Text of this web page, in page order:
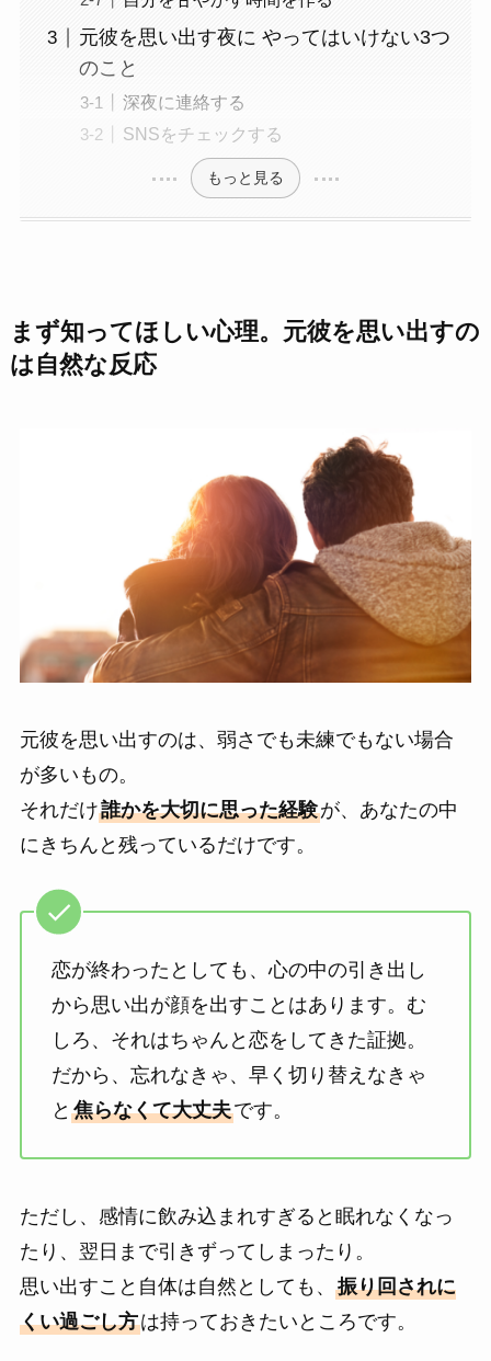
元彼を思い出す夜に やってはいけない3つ
のこと
深夜に連絡する
SNSをチェックする
もっと見る
まず知ってほしい心理。元彼を思い出すの
は自然な反応
元彼を思い出すのは、弱さでも未練でもない場合
が多いもの。
それだけ誰かを大切に思った経験が、あなたの中
にきちんと残っているだけです。
恋が終わったとしても、心の中の引き出し
から思い出が顔を出すことはあります。む
しろ、それはちゃんと恋をしてきた証拠。
だから、忘れなきゃ、早く切り替えなきゃ
と 焦らなくて大丈夫です。
ただし、感情に飲み込まれすぎると眠れなくなっ
たり、翌日まで引きずってしまったり。
思い出すこと自体は自然としても、 振り回されに
くい過ごし方は持っておきたいところです。